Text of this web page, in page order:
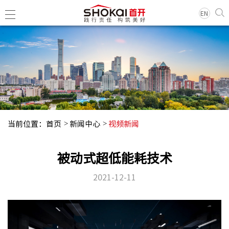
EN
集团简
领导团
历史沿
基层动
当前位置： 首页 新闻中心 视频新闻
被动式超低能耗技术
2021-12-11